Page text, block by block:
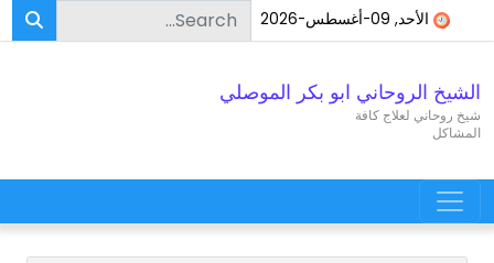
Skip to content
الأحد, 09-أغسطس-2026 Search for:
الشيخ الروحاني ابو بكر الموصلي
شيخ روحاني لعلاج كافة
المشاكل
Main Navigation